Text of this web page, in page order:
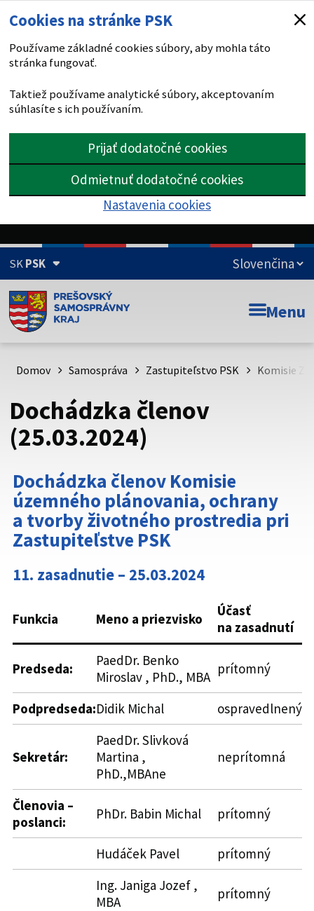
Cookies na stránke PSK
Používame základné cookies súbory, aby mohla táto
stránka fungovať.
Taktiež používame analytické súbory, akceptovaním
súhlasíte s ich používaním.
Prijať dodatočné cookies
Odmietnuť dodatočné cookies
Nastavenia cookies
SKPSK
Doména psk.sk je oficiálna
Toto je oficiálna webová stránka Prešovského
psk.sk.
Táto stránka je zabezpečená
Buďte pozorní a vždy sa uistite, že zdieľate informácie iba
cez zabezpečenú webovú stránku. Zabezpečená stránka
Menu
Domov Samospráva Zastupiteľstvo PSK Komisie
Dochádzka členov
(25.03.2024)
Dochádzka členov Komisie
územného plánovania, ochrany
a tvorby životného prostredia pri
Zastupiteľstve PSK
11. zasadnutie – 25.03.2024
Funkcia Meno a priezvisko
Účasť
na zasadnutí
Predseda:
PaedDr. Benko
Miroslav , PhD., MBA prítomný
Podpredseda:Didik Michal ospravedlnený
Sekretár:
PaedDr. Slivková
Martina ,
PhD.,MBAne
neprítomná
Členovia –
poslanci:
PhDr. Babin Michal prítomný
Hudáček Pavel
prítomný
Ing. Janiga Jozef ,
MBA
prítomný